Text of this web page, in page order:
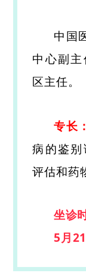
中国
中心副
区主任。
专长
病的鉴
评估和药
坐诊
5月